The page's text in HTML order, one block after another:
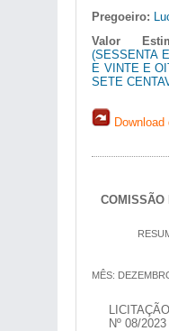
Pregoeiro:
Valor
(SESSENTA
E VINTE E
SETE
COMISSÃO
MÊS:
Nº 08/2023